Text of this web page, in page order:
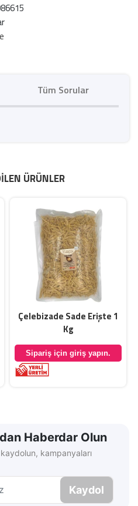
Tüm Sorular
ÜRÜNLER
Çelebizade Sade Erişte 1
Kg
Sipariş için giriş yapın.
Haberdar Olun
kampanyaları
Kaydol